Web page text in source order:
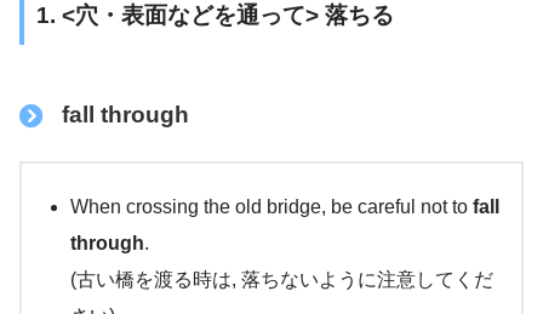
1. <穴・表面などを通って> 落ちる
fall through
When crossing the old bridge, be careful not to fall
through.
(古い橋を渡る時は, 落ちないように注意してくだ